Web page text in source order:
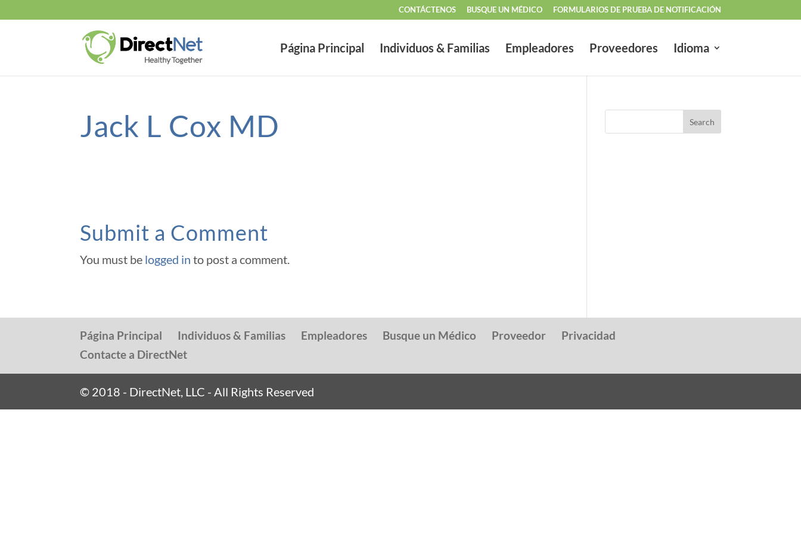
CONTÁCTENOS BUSQUE UN MÉDICO FORMULARIOS DE PRUEBA DE NOTIFICACIÓN
Página Principal Individuos & Familias Empleadores Proveedores Idioma
Jack L Cox MD
Submit a Comment
You must be logged in to post a comment.
Página Principal Individuos & Familias Empleadores Busque un Médico Proveedor
Privacidad
Contacte a DirectNet
© 2018 - DirectNet, LLC - All Rights Reserved